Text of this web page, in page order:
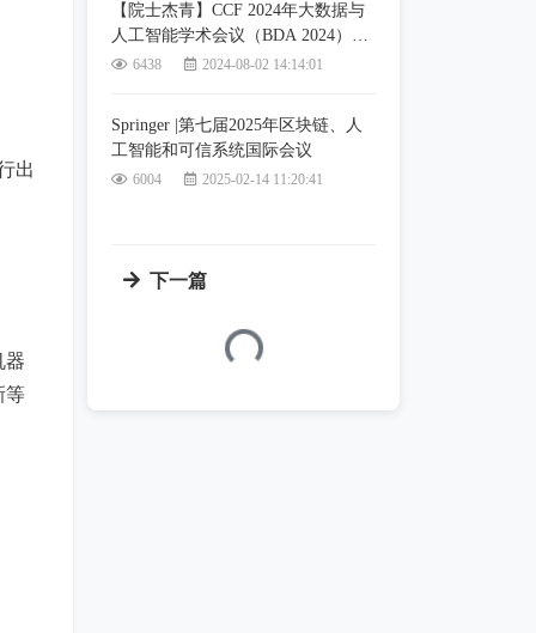
出
器
等
【院士杰青】CCF 2024年大数据与
人工智能学术会议（BDA 2024）参
会邀请
6438 2024-08-02 14:14:01
Springer |第七届2025年区块链、人
工智能和可信系统国际会议
6004 2025-02-14 11:20:41
下一篇
加载中...